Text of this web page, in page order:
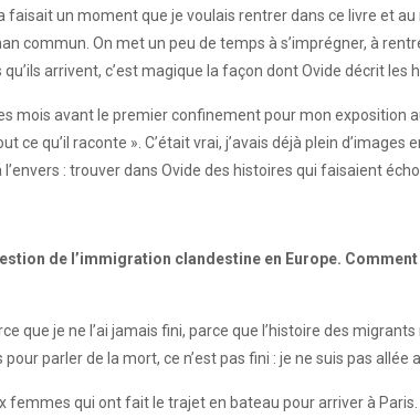
faisait un moment que je voulais rentrer dans ce livre et
commun. On met un peu de temps à s’imprégner, à
arrivent, c’est magique la façon dont Ovide décrit les
mois avant le premier confinement pour mon exposition
ce qu’il raconte ». C’était vrai, j’avais déjà plein
: trouver dans Ovide des histoires qui faisaient
de l’immigration clandestine en Europe.
que je ne l’ai jamais fini, parce que l’histoire des
parler de la mort, ce n’est pas fini : je ne suis pas allée
femmes qui ont fait le trajet en bateau pour arriver à